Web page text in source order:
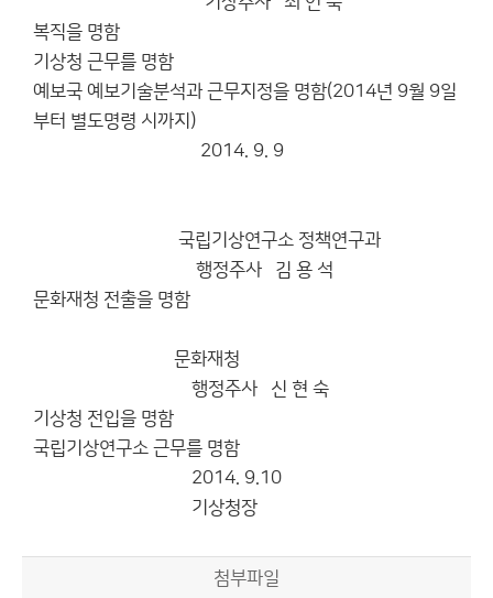
복직을 명함
기상청 근무를 명함
예보국 예보기술분석과 근무지정을 명함(2014년 9월 9일
부터 별도명령 시까지)
2014. 9. 9
국립기상연구소 정책연구과
행정주사 김 용 석
문화재청 전출을 명함
문화재청
행정주사 신 현 숙
기상청 전입을 명함
국립기상연구소 근무를 명함
2014. 9.10
기상청장
첨부파일